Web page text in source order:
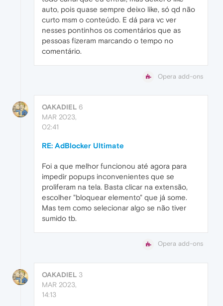
auto, pois quase sempre deixo like, só qd não
curto msm o conteúdo. E dá para vc ver
nesses pontinhos os comentários que as
pessoas fizeram marcando o tempo no
comentário.
Opera add-ons
OAKADIEL 6
MAR 2023,
02:41
RE: AdBlocker Ultimate
Foi a que melhor funcionou até agora para
impedir popups inconvenientes que se
proliferam na tela. Basta clicar na extensão,
escolher "bloquear elemento" que já some.
Mas tem como selecionar algo se não tiver
sumido tb.
Opera add-ons
OAKADIEL 3
MAR 2023,
14:13